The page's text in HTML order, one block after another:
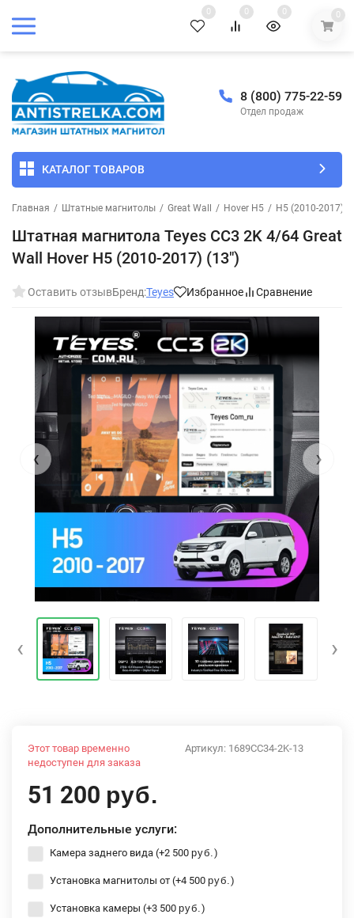
0 0 0 0
8 (800) 775-22-59
Отдел продаж
КАТАЛОГ ТОВАРОВ
Главная / Штатные магнитолы / Great Wall / Hover H5 / H5 (2010-2017)
Штатная магнитола Teyes CC3 2K 4/64 Great
Wall Hover H5 (2010-2017) (13")
Оставить отзывБренд:Teyes Избранное Сравнение
‹ ›
‹ ›
Артикул: 1689CC34-2K-13
Этот товар временно
недоступен для заказа
51 200 руб.
Дополнительные услуги:
Камера заднего вида (+2 500 руб. )
Установка магнитолы от (+4 500 руб. )
Установка камеры (+3 500 руб. )